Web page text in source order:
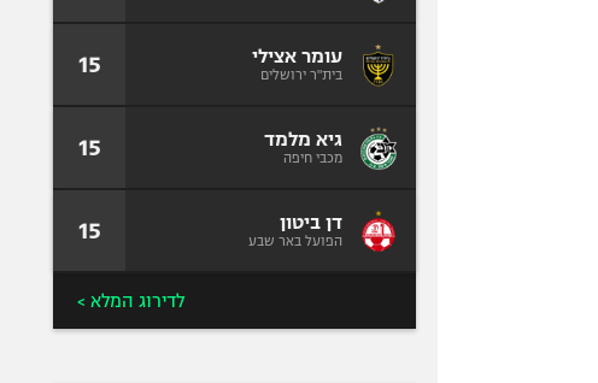
עומר אצילי
בית"ר ירושלים 15
גיא מלמד
מכבי חיפה 15
דן ביטון
הפועל באר שבע 15
לדירוג המלא >